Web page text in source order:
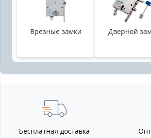
Врезные замки Дверной
Бесплатная доставка